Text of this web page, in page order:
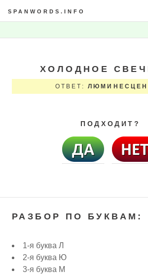
SPANWORDS.INFO
ХОЛОДНОЕ
ОТВЕТ:
ПОДХОДИТ?
РАЗБОР ПО БУКВАМ:
1-я буква Л
2-я буква Ю
3-я буква М